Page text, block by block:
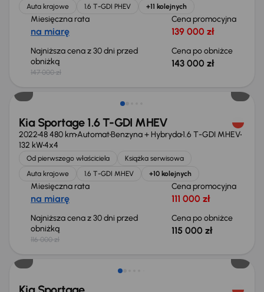
Auta krajowe
1.6 T-GDI PHEV +11 kolejnych
Miesięczna rata
na miarę
Cena promocyjna
139 000 zł
Najniższa cena z 30 dni przed
obniżką
147 000 zł
Cena po obniżce
143 000 zł
Taniej o 1 000 zł
Kia Sportage 1.6 T-GDI MHEV
202248 480 kmAutomatBenzyna + Hybryda1.6 T-GDI MHEV
132 kW4x4
Od pierwszego właściciela
Książka serwisowa
Auta krajowe
1.6 T-GDI MHEV +10 kolejnych
Miesięczna rata
na miarę
Cena promocyjna
111 000 zł
Najniższa cena z 30 dni przed
obniżką
116 000 zł
Cena po obniżce
115 000 zł
Taniej o 500 zł